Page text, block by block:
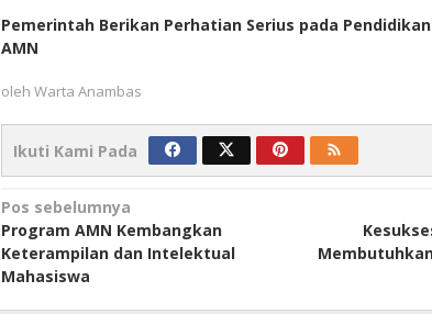
Pemerintah Berikan Perhatian Serius pada
AMN
oleh Warta Anambas
Ikuti Kami Pada
Navigasi
pos
Pos sebelumnya
Program AMN Kembangkan
Keterampilan dan Intelektual
Mahasiswa